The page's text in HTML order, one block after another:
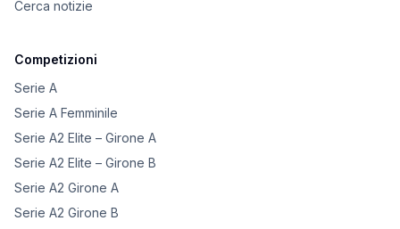
Cerca notizie
Competizioni
Serie A
Serie A Femminile
Serie A2 Elite – Girone A
Serie A2 Elite – Girone B
Serie A2 Girone A
Serie A2 Girone B